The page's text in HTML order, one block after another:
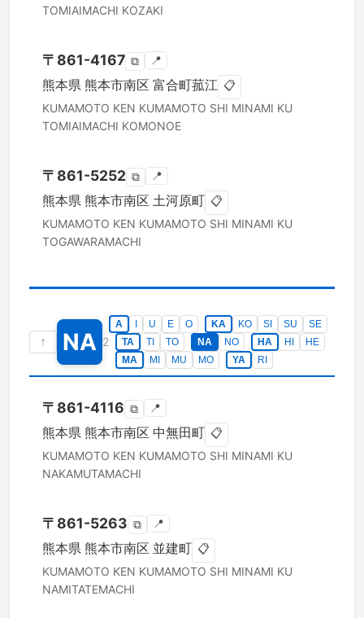
TOMIAIMACHI KOZAKI
〒 861-4167 ⧉ 📍
熊本県 熊本市南区 富合町菰江 📋
KUMAMOTO KEN KUMAMOTO SHI MINAMI KU
TOMIAIMACHI KOMONOE
〒 861-5252 ⧉ 📍
熊本県 熊本市南区 土河原町 📋
KUMAMOTO KEN KUMAMOTO SHI MINAMI KU
TOGAWARAMACHI
↑ NA 2
A U E O KA KO SI SU
SE
TA
TI TO NA NO HA HI
HE
MA
MI MU MO YA RI
〒 861-4116 ⧉ 📍
熊本県 熊本市南区 中無田町 📋
KUMAMOTO KEN KUMAMOTO SHI MINAMI KU
NAKAMUTAMACHI
〒 861-5263 ⧉ 📍
熊本県 熊本市南区 並建町 📋
KUMAMOTO KEN KUMAMOTO SHI MINAMI KU
NAMITATEMACHI